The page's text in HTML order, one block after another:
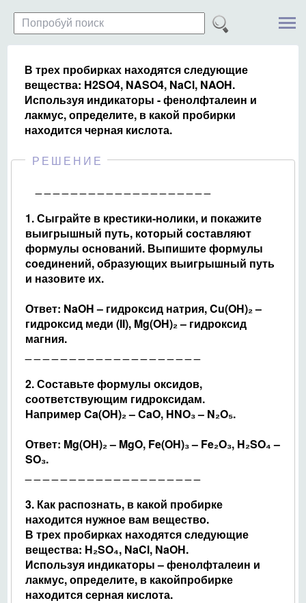
В трех пробирках находятся следующие
вещества: H2SO4, NASO4, NaCl, NAOH.
Используя индикаторы - фенолфталеин и
лакмус, определите, в какой пробирки
находится черная кислота.
РЕШЕНИЕ
1. Сыграйте в крестики-нолики, и покажите
выигрышный путь, который составляют
формулы оснований. Выпишите формулы
соединений, образующих выигрышный путь
и назовите их.
Ответ: NaOH – гидроксид натрия, Cu(OH)₂ –
гидроксид меди (II), Mg(OH)₂ – гидроксид
магния.
2. Составьте формулы оксидов,
соответствующим гидроксидам.
Например Ca(OH)₂ – CaO, HNO₃ – N₂O₅.
Ответ: Mg(OH)₂ – MgO, Fe(OH)₃ – Fe₂O₃, H₂SO₄ –
SO₃.
3. Как распознать, в какой пробирке
находится нужное вам вещество.
В трех пробирках находятся следующие
вещества: H₂SO₄, NaCl, NaOH.
Используя индикаторы – фенолфталеин и
лакмус, определите, в какойпробирке
находится серная кислота.